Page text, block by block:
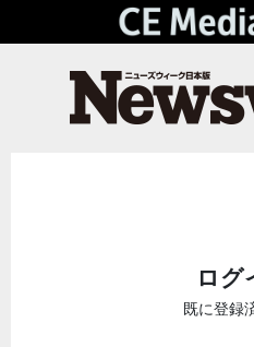
ログ
既に登録